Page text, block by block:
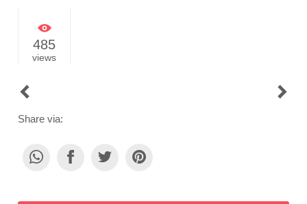
485
views
POST
Share via: